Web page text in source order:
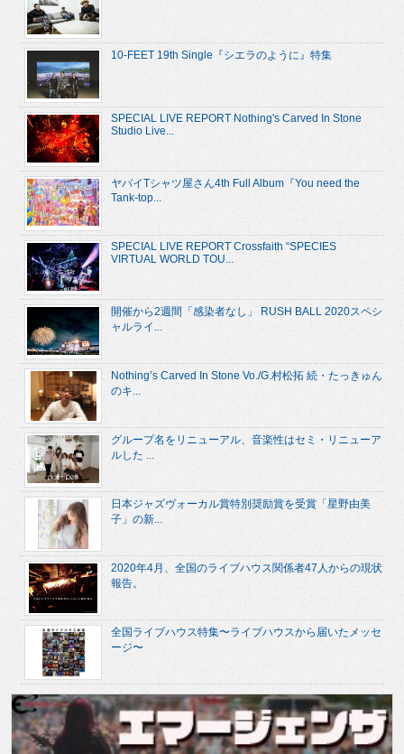
10-FEET 19th Single『シエラのように』特集
SPECIAL LIVE REPORT Nothing's Carved In Stone
Studio Live...
ヤバイTシャツ屋さん4th Full Album『You need the
Tank-top...
SPECIAL LIVE REPORT Crossfaith “SPECIES
VIRTUAL WORLD TOU...
開催から2週間「感染者なし」 RUSH BALL 2020スペシ
ャルライ...
Nothing’s Carved In Stone Vo./G.村松拓 続・たっきゅん
のキ...
グループ名をリニューアル、音楽性はセミ・リニューア
ルした ...
日本ジャズヴォーカル賞特別奨励賞を受賞「星野由美
子」の新...
2020年4月、全国のライブハウス関係者47人からの現状
報告。
全国ライブハウス特集〜ライブハウスから届いたメッセ
ージ〜